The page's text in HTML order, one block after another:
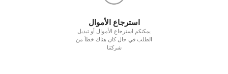
استرجاع الأموال
يمكنكم استرجاع الأموال أو تبديل
الطلب في حال كان هناك خطأ من
شركتنا